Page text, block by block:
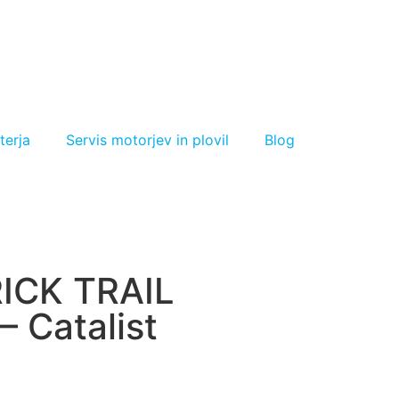
Servis motorjev in plovil Blog
TRAIL
Catalist